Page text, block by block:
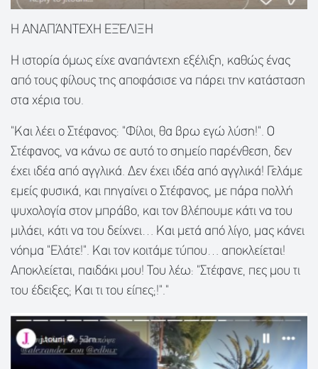
H ΑΝΑΠΆΝΤΕΧΗ ΕΞΈΛΙΞΗ
Η ιστορία όμως είχε αναπάντεχη εξέλιξη, καθώς ένας
από τους φίλους της αποφάσισε να πάρει την κατάσταση
στα χέρια του.
"Και λέει ο Στέφανος: "Φίλοι, θα βρω εγώ λύση!". Ο
Στέφανος, να κάνω σε αυτό το σημείο παρένθεση, δεν
έχει ιδέα από αγγλικά. Δεν έχει ιδέα από αγγλικά! Γελάμε
εμείς φυσικά, και πηγαίνει ο Στέφανος, με πάρα πολλή
ψυχολογία στον μπράβο, και τον βλέπουμε κάτι να του
μιλάει, κάτι να του δείχνει… Και μετά από λίγο, μας κάνει
νόημα "Ελάτε!". Και τον κοιτάμε τύπου… αποκλείεται!
Αποκλείεται, παιδάκι μου! Του λέω: "Στέφανε, πες μου τι
του έδειξες; Και τι του είπες;!"."